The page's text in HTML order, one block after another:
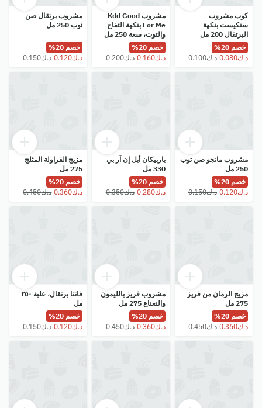
كوب مشروب
سنكيست بنكهة
البرتقال 200 مل
خصم 20%
مشروب Kdd Good
For Me بنكهة التفاح
والتوت، سعة 250 مل
خصم 20%
⁦د.ك0.160⁩
⁦د.ك0.200⁩
مشروب برتقال صن
توب 250 مل
خصم 20%
⁦د.ك0.150⁩
مشروب مانجو صن توب
250 مل
خصم 20%
باربيكان أبل إن آر بي
330 مل
خصم 20%
⁦د.ك0.280⁩
⁦د.ك0.350⁩
مزيج الفراولة المثلج
275 مل
خصم 20%
⁦د.ك0.450⁩
مزيج الرمان من فريز
275 مل
خصم 20%
مشروب فريز بالليمون
والنعناع 275 مل
خصم 20%
⁦د.ك0.360⁩
⁦د.ك0.450⁩
فانتا برتقال، علبة ٢٥٠
مل
خصم 20%
⁦د.ك0.150⁩